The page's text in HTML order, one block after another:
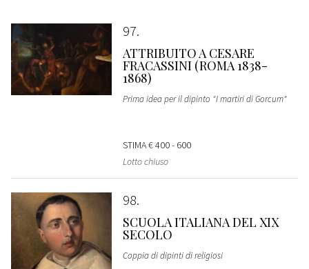
97
ATTRIBUITO A CESARE
FRACASSINI (ROMA 1838-
1868)
Prima idea per il dipinto "I martiri di Gorcum"
STIMA€ 400 - 600
Lotto chiuso
98
SCUOLA ITALIANA DEL XIX
SECOLO
Coppia di dipinti di religiosi